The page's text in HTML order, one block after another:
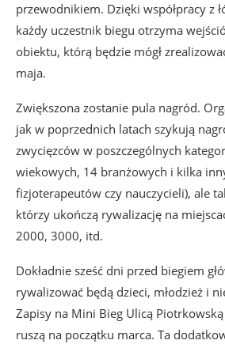
przewodnikiem. Dzięki współpracy z
każdy uczestnik biegu otrzyma
obiektu, którą będzie mógł
maja.
Zwiększona zostanie pula nagród.
jak w poprzednich latach szykują
zwycięzców w poszczególnych
wiekowych, 14 branżowych i kilka
fizjoterapeutów czy nauczycieli), ale
którzy ukończą rywalizację na
2000, 3000, itd.
Dokładnie sześć dni przed biegiem
rywalizować będą dzieci, młodzież i
Zapisy na Mini Bieg Ulicą
ruszą na początku marca. Ta